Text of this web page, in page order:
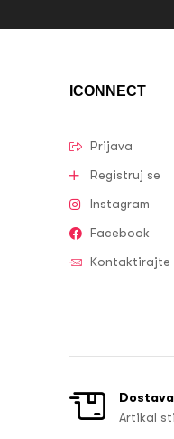
ICONNECT
Prijava
Registruj se
Instagram
Facebook
Kontaktirajte
Dostava
Artikal